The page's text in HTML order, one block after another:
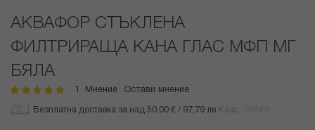
началото
галерия
със
снимки
АКВАФОР СТЪКЛЕНА
ФИЛТРИРАЩА КАНА ГЛАС МФП МГ
БЯЛА
рейтинг:
Мнение Остави мнение
Безплатна доставка за над 50.00 € / 97,79 лв.